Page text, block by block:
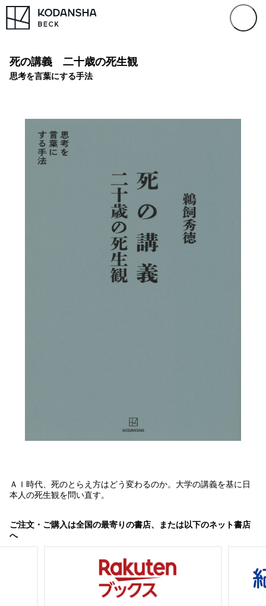
死の講義 二十歳の死生観
思考を言葉にする手法
ＡＩ時代、死のとらえ方はどう変わるのか。大学の講義を基に日
本人の死生観を問い直す。
ご注文・ご購入は全国の最寄りの書店、または以下のネット書店
へ